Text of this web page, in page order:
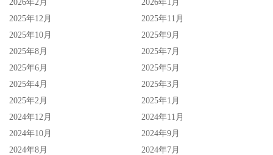
2026年2月
2026年1月
2025年12月
2025年11月
2025年10月
2025年9月
2025年8月
2025年7月
2025年6月
2025年5月
2025年4月
2025年3月
2025年2月
2025年1月
2024年12月
2024年11月
2024年10月
2024年9月
2024年8月
2024年7月